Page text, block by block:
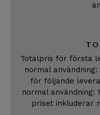
Totalpris för första
normal
för följande
normal användning:
priset inkluderar